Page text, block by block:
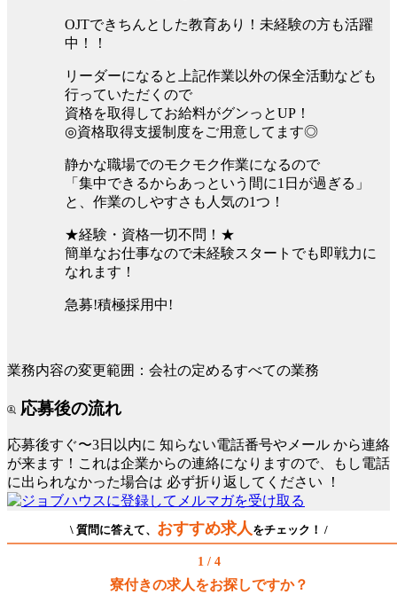
OJTできちんとした教育あり！未経験の方も活躍
中！！
リーダーになると上記作業以外の保全活動なども
行っていただくので
資格を取得してお給料がグンっとUP！
◎資格取得支援制度をご用意してます◎
静かな職場でのモクモク作業になるので
「集中できるからあっという間に1日が過ぎる」
と、作業のしやすさも人気の1つ！
★経験・資格一切不問！★
簡単なお仕事なので未経験スタートでも即戦力に
なれます！
急募!積極採用中!
業務内容の変更範囲：会社の定めるすべての業務
応募後の流れ
応募後すぐ〜3日以内に 知らない電話番号やメール から連絡
が来ます！これは企業からの連絡になりますので、もし電話
に出られなかった場合は 必ず折り返してください ！
\ 質問に答えて、 おすすめ求人をチェック！ /
1 / 4
寮付きの求人をお探しですか？